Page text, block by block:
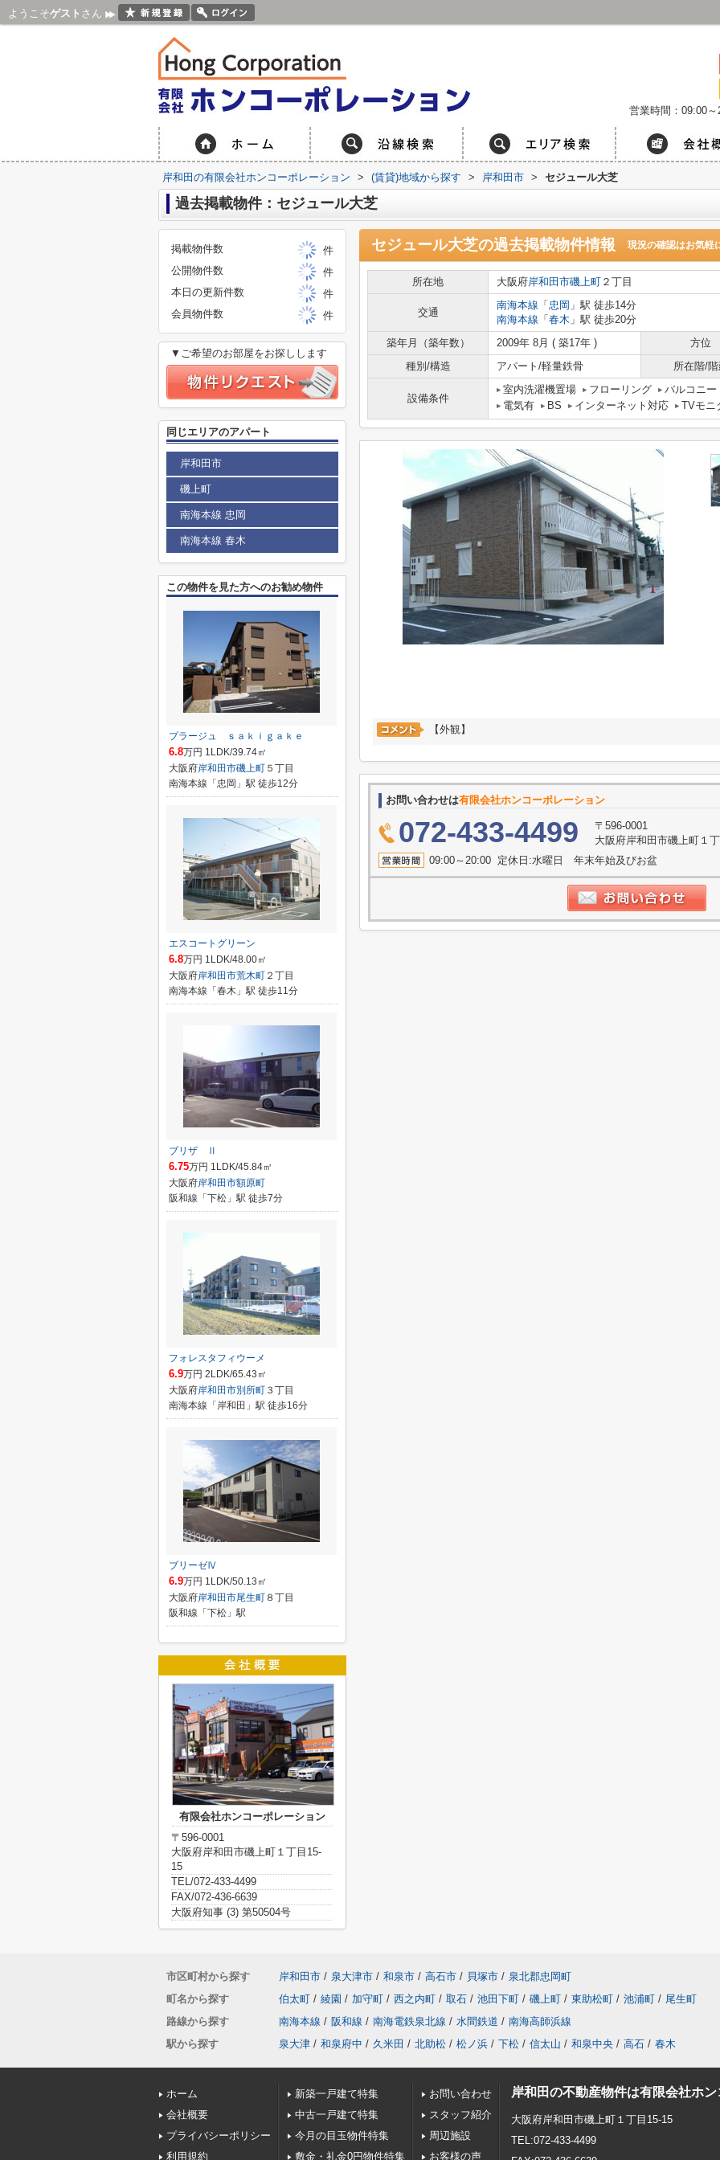
ようこそゲスト さん
営業時間：09:00～
岸和田の有限会社ホンコーポレーション > (賃貸)地域から探す > 岸和田市 > セジュール大芝
過去掲載物件：セジュール大芝
セジュール大芝の過去掲載物件情報 現況の確認はお気軽
所在地 大阪府岸和田市磯上町 ２丁目
交通
南海本線 「 忠岡 」駅 徒歩14分
南海本線 「 春木 」駅 徒歩20分
築年月（築年数）
2009年 8月 ( 築17年 ) 方位
種別/構造
アパート/軽量鉄骨 所在階/階
設備条件
室内洗濯機置場 フローリング バルコニー
電気有
BS インターネット対応 TVモニ
【外観】
お問い合わせは有限会社ホンコーポレーション
072-433-4499
〒596-0001
大阪府岸和田市磯上町１
09:00～20:00 定休日:水曜日 年末年始及びお盆
掲載物件数
件
公開物件数
件
本日の更新件数
件
会員物件数
件
▼ご希望のお部屋をお探しします
同じエリアのアパート
岸和田市
磯上町
南海本線 忠岡
南海本線 春木
この物件を見た方へのお勧め物件
プラージュ ｓａｋｉｇａｋｅ
6.8万円 1LDK/39.74㎡
大阪府岸和田市磯上町 ５丁目
南海本線「忠岡」駅 徒歩12分
エスコートグリーン
6.8万円 1LDK/48.00㎡
大阪府岸和田市荒木町 ２丁目
南海本線「春木」駅 徒歩11分
ブリザ Ⅱ
6.75万円 1LDK/45.84㎡
大阪府岸和田市額原町
阪和線「下松」駅 徒歩7分
フォレスタフィウーメ
6.9万円 2LDK/65.43㎡
大阪府岸和田市別所町 ３丁目
南海本線「岸和田」駅 徒歩16分
ブリーゼⅣ
6.9万円 1LDK/50.13㎡
大阪府岸和田市尾生町 ８丁目
阪和線「下松」駅
有限会社ホンコーポレーション
〒596-0001
大阪府岸和田市磯上町１丁目15-
15
TEL/072-433-4499
FAX/072-436-6639
大阪府知事 (3) 第50504号
市区町村から探す 岸和田市 / 泉大津市 / 和泉市 / 高石市 / 貝塚市 / 泉北郡忠岡町
町名から探す
伯太町 / 綾園 / 加守町 / 西之内町 / 取石 / 池田下町 / 磯上町 / 東助松町 / 池浦町 / 尾生町
路線から探す
南海本線 / 阪和線 / 南海電鉄泉北線 / 水間鉄道 / 南海高師浜線
駅から探す
泉大津 / 和泉府中 / 久米田 / 北助松 / 松ノ浜 / 下松 / 信太山 / 和泉中央 / 高石 / 春木
ホーム
会社概要
プライバシーポリシー
利用規約
新築一戸建て特集
中古一戸建て特集
今月の目玉物件特集
敷金・礼金0円物件特集
お問い合わせ
スタッフ紹介
周辺施設
お客様の声
岸和田の不動産物件は有限会社ホ
大阪府岸和田市磯上町１丁目15-15
TEL:072-433-4499